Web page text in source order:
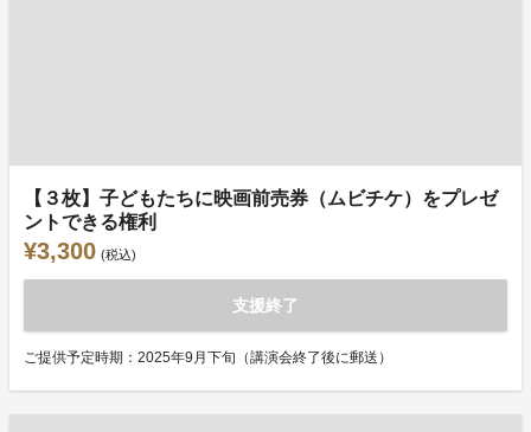
【３枚】子どもたちに映画前売券（ムビチケ）をプレゼ
ントできる権利
¥3,300 (税込)
支援終了
ご提供予定時期：2025年9月下旬（講演会終了後に郵送）